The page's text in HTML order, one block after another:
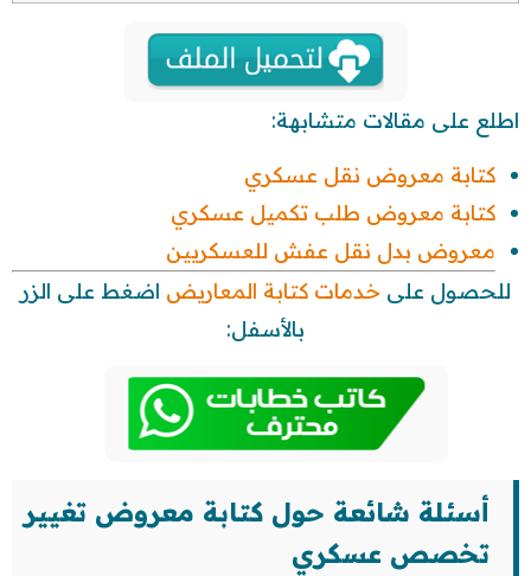
اطلع على مقالات متشابهة:
كتابة معروض نقل عسكري
كتابة معروض طلب تكميل عسكري
معروض بدل نقل عفش للعسكريين
للحصول على خدمات كتابة المعاريض اضغط على الزر
بالأسفل:
أسئلة شائعة حول كتابة معروض تغيير
تخصص عسكري